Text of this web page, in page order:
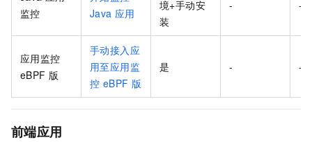
监控
Java 应用
境+手动安
装
- -
应用监控
eBPF 版
手动接入应
用至应用监
控 eBPF 版
是 - -
前端应用